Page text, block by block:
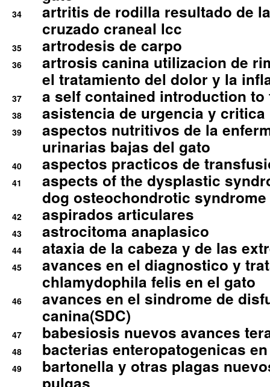
34
artritis de rodilla resultado de
cruzado craneal lcc
35 artrodesis de carpo
36
artrosis canina utilizacion de
el tratamiento del dolor y la
37 a self contained introduction
38 asistencia de urgencia y
39
aspectos nutritivos de la
urinarias bajas del gato
40 aspectos practicos de
41
aspects of the dysplastic
dog osteochondrotic syndrome
42 aspirados articulares
43 astrocitoma anaplasico
44 ataxia de la cabeza y de las
45
avances en el diagnostico y
chlamydophila felis en el gato
46
avances en el sindrome de
canina(SDC)
47 babesiosis nuevos avances
48 bacterias enteropatogenicas
49
bartonella y otras plagas
pulgas